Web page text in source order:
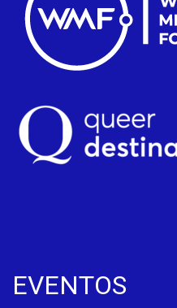
EVENTOS